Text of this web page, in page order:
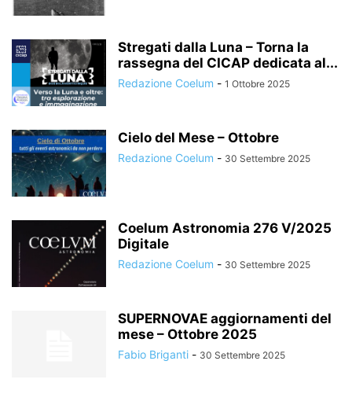
Stregati dalla Luna – Torna la
rassegna del CICAP dedicata al...
Redazione Coelum - 1 Ottobre 2025
Cielo del Mese – Ottobre
Redazione Coelum - 30 Settembre 2025
Coelum Astronomia 276 V/2025
Digitale
Redazione Coelum - 30 Settembre 2025
SUPERNOVAE aggiornamenti del
mese – Ottobre 2025
Fabio Briganti - 30 Settembre 2025